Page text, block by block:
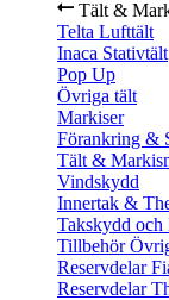
Tält &
Telta Lufttält
Inaca Stativtält
Pop Up
Övriga tält
Markiser
Förankring &
Tält &
Vindskydd
Innertak &
Takskydd och
Tillbehör
Reservdelar
Reservdelar